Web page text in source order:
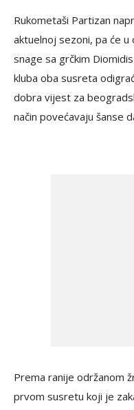
Rukometaši Partizan
aktuelnoj sezoni, pa će
snage sa grčkim
kluba oba susreta
dobra vijest za
način povećavaju šanse
Prema ranije održanom
prvom susretu koji je